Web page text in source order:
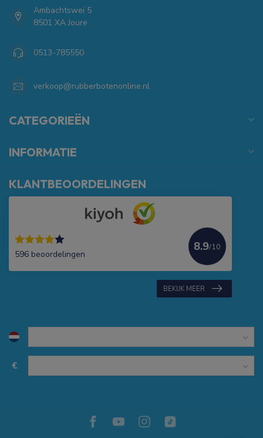
Ambachtswei 5
8501 XA Joure
0513-785550
verkoop@rubberbotenonline.nl
CATEGORIEËN
INFORMATIE
KLANTBEOORDELINGEN
596 beoordelingen
8.9/10
BEKIJK MEER
€